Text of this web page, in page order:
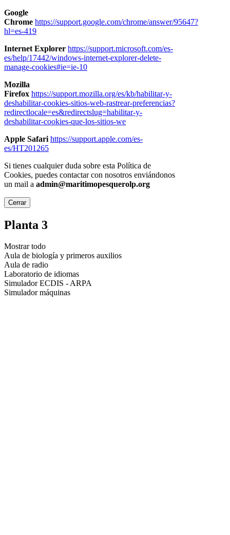
Google
Chrome https://support.google.com/chrome/answer/95647?
hl=es-419
Internet Explorer https://support.microsoft.com/es-
es/help/17442/windows-internet-explorer-delete-
manage-cookies#ie=ie-10
Mozilla
Firefox https://support.mozilla.org/es/kb/habilitar-y-
deshabilitar-cookies-sitios-web-rastrear-preferencias?
redirectlocale=es&redirectslug=habilitar-y-
deshabilitar-cookies-que-los-sitios-we
Apple Safari https://support.apple.com/es-
es/HT201265
Si tienes cualquier duda sobre esta Política de
Cookies, puedes contactar con nosotros enviándonos
un mail a admin@maritimopesquerolp.org
Cerrar
Planta 3
Mostrar todo
Aula de biología y primeros auxilios
Aula de radio
Laboratorio de idiomas
Simulador ECDIS - ARPA
Simulador máquinas